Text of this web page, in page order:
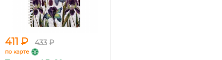
411 ₽ 433 ₽
по карте